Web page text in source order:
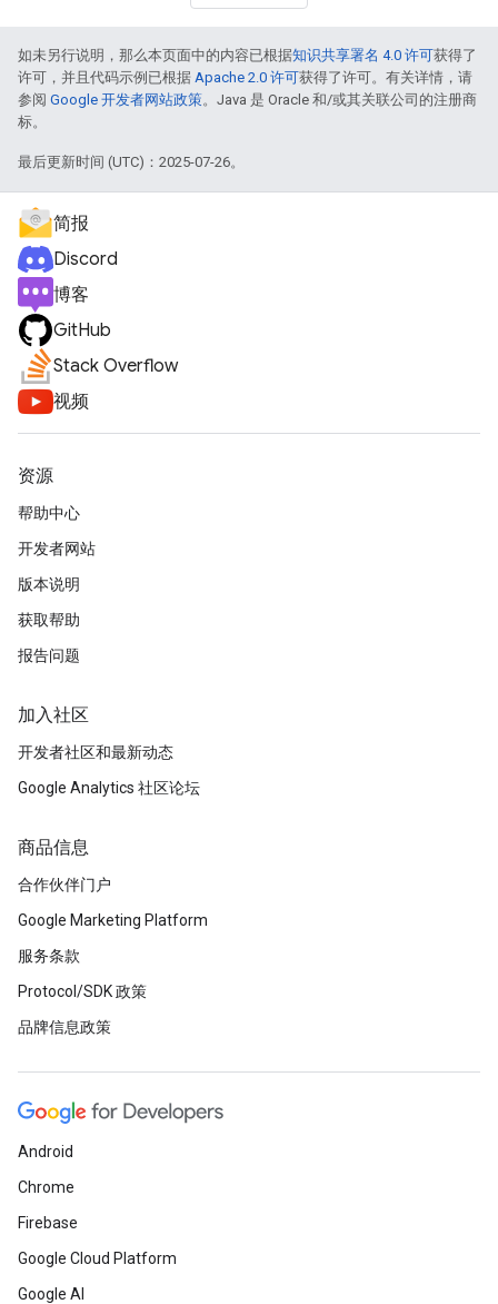
如未另行说明，那么本页面中的内容已根据知识共享署名 4.0 许可获得了
许可，并且代码示例已根据 Apache 2.0 许可获得了许可。有关详情，请
参阅 Google 开发者网站政策。Java 是 Oracle 和/或其关联公司的注册商
标。
最后更新时间 (UTC)：2025-07-26。
简报
Discord
博客
GitHub
Stack Overflow
视频
资源
帮助中心
开发者网站
版本说明
获取帮助
报告问题
加入社区
开发者社区和最新动态
Google Analytics 社区论坛
商品信息
合作伙伴门户
Google Marketing Platform
服务条款
Protocol/SDK 政策
品牌信息政策
Android
Chrome
Firebase
Google Cloud Platform
Google AI